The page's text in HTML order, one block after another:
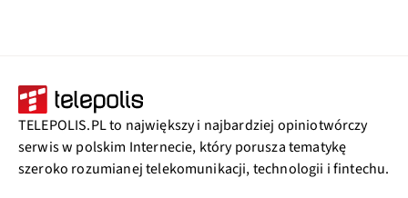
TELEPOLIS.PL to największy i najbardziej opiniotwórczy
serwis w polskim Internecie, który porusza tematykę
szeroko rozumianej telekomunikacji, technologii i fintechu.